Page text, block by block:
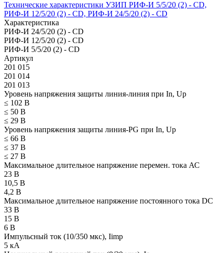
Технические характеристики УЗИП РИФ-И 5/5/20 (2) - CD,
РИФ-И 12/5/20 (2) - CD, РИФ-И 24/5/20 (2) - CD
Характеристика
РИФ-И 24/5/20 (2) - CD
РИФ-И 12/5/20 (2) - CD
РИФ-И 5/5/20 (2) - CD
Артикул
201 015
201 014
201 013
Уровень напряжения защиты линия-линия при In, Uр
≤ 102 В
≤ 50 В
≤ 29 В
Уровень напряжения защиты линия-PG при In, Uр
≤ 66 В
≤ 37 В
≤ 27 В
Максимальное длительное напряжение перемен. тока АС
23 В
10,5 В
4,2 В
Максимальное длительное напряжение постоянного тока DC
33 В
15 В
6 В
Импульсный ток (10/350 мкс), Iimp
5 кА